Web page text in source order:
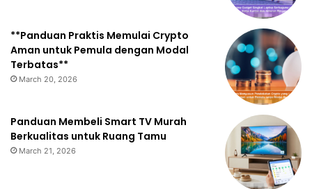
**Panduan Praktis Memulai Crypto
Aman untuk Pemula dengan Modal
Terbatas**
March 20, 2026
Panduan Membeli Smart TV Murah
Berkualitas untuk Ruang Tamu
March 21, 2026